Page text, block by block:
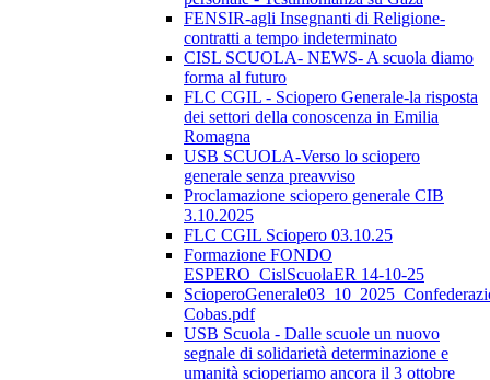
FENSIR-agli Insegnanti di Religione-
contratti a tempo indeterminato
CISL SCUOLA- NEWS- A scuola diamo
forma al futuro
FLC CGIL - Sciopero Generale-la risposta
dei settori della conoscenza in Emilia
Romagna
USB SCUOLA-Verso lo sciopero
generale senza preavviso
Proclamazione sciopero generale CIB
3.10.2025
FLC CGIL Sciopero 03.10.25
Formazione FONDO
ESPERO_CislScuolaER 14-10-25
Cobas.pdf
USB Scuola - Dalle scuole un nuovo
segnale di solidarietà determinazione e
umanità scioperiamo ancora il 3 ottobre